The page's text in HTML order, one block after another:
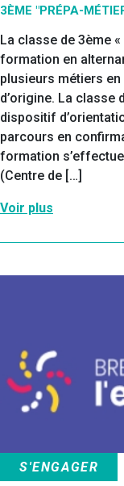
3ÈME "PRÉPA-
La classe de 3ème
formation en
plusieurs métiers
d’origine. La classe
dispositif
parcours en
formation
(Centre de […]
Voir plus
S'ENGAGER